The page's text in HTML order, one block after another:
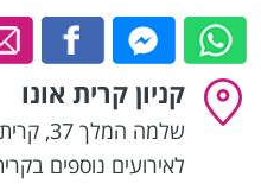
קניון קרית אונו
שלמה המלך 37 ,
לאירועים נוספים